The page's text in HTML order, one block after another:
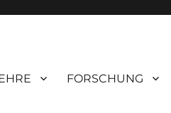
FORSCHUNG